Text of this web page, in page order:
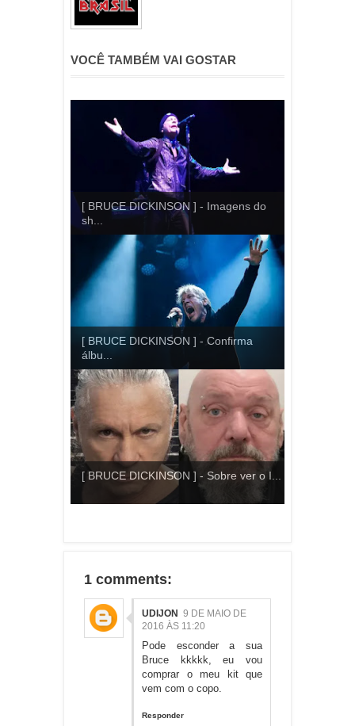
VOCÊ TAMBÉM VAI GOSTAR
[ BRUCE DICKINSON ] - Imagens do
sh...
[ BRUCE DICKINSON ] - Confirma
álbu...
[ BRUCE DICKINSON ] - Sobre ver o I...
1 comments:
UDIJON 9 DE MAIO DE
2016 ÀS 11:20
Pode esconder a sua
Bruce kkkkk, eu vou
comprar o meu kit que
vem com o copo.
Responder